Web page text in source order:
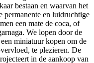
bestaan en waarvan het
permanente en luidruchtige
een mate de coca, of
We lopen door de
miniatuur kopen om de
te plezieren. De
in de aankoop van